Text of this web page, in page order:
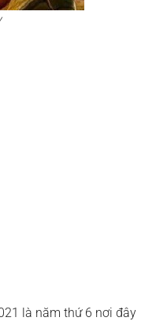
là năm thứ 6 nơi đây